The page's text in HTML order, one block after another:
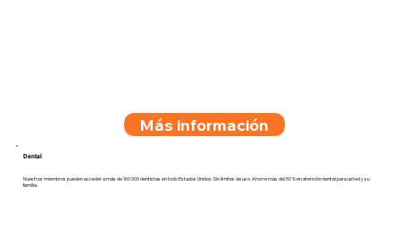
Más información
Dental
Nuestros miembros pueden acceder a más de 160 000 dentistas en todo Estados Unidos. Sin límites de uso. Ahorre más del 50 % en atención dental para usted y su
familia.